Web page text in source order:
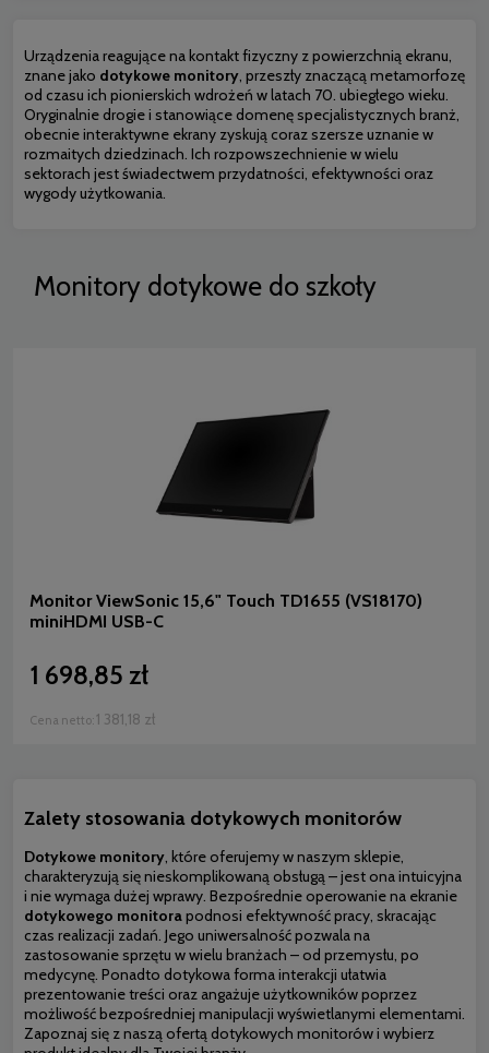
Urządzenia reagujące na kontakt fizyczny z powierzchnią ekranu,
znane jako dotykowe monitory, przeszły znaczącą metamorfozę
od czasu ich pionierskich wdrożeń w latach 70. ubiegłego wieku.
Oryginalnie drogie i stanowiące domenę specjalistycznych branż,
obecnie interaktywne ekrany zyskują coraz szersze uznanie w
rozmaitych dziedzinach. Ich rozpowszechnienie w wielu
sektorach jest świadectwem przydatności, efektywności oraz
wygody użytkowania.
Monitory dotykowe do szkoły
Monitor ViewSonic 15,6" Touch TD1655 (VS18170)
miniHDMI USB-C
1 698,85 zł
Cena netto: 1 381,18 zł
Zalety stosowania dotykowych monitorów
Dotykowe monitory, które oferujemy w naszym sklepie,
charakteryzują się nieskomplikowaną obsługą – jest ona intuicyjna
i nie wymaga dużej wprawy. Bezpośrednie operowanie na ekranie
dotykowego monitorapodnosi efektywność pracy, skracając
czas realizacji zadań. Jego uniwersalność pozwala na
zastosowanie sprzętu w wielu branżach – od przemysłu, po
medycynę. Ponadto dotykowa forma interakcji ułatwia
prezentowanie treści oraz angażuje użytkowników poprzez
możliwość bezpośredniej manipulacji wyświetlanymi elementami.
Zapoznaj się z naszą ofertą dotykowych monitorów i wybierz